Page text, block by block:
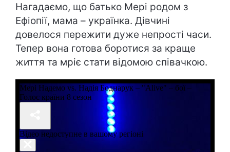
Нагадаємо, що батько Мері родом з
Ефіопії, мама – українка. Дівчині
довелося пережити дуже непрості часи.
Тепер вона готова боротися за краще
життя та мріє стати відомою співачкою.